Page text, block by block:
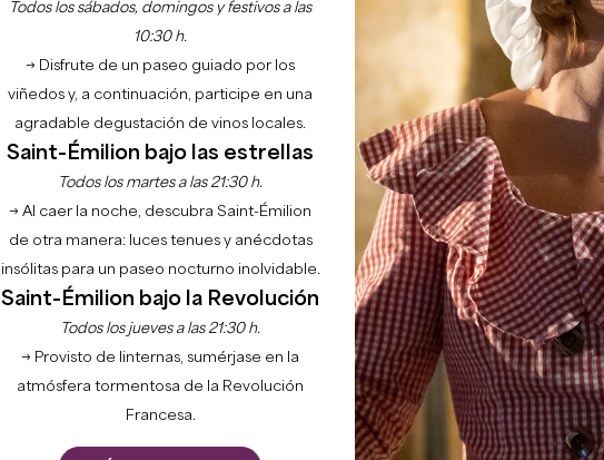
Todos los sábados, domingos y festivos a las
10:30 h.
→ Disfrute de un paseo guiado por los
viñedos y, a continuación, participe en una
agradable degustación de vinos locales.
Saint-Émilion bajo las estrellas
Todos los martes a las 21:30 h.
→ Al caer la noche, descubra Saint-Émilion
de otra manera: luces tenues y anécdotas
insólitas para un paseo nocturno inolvidable.
Saint-Émilion bajo la Revolución
Todos los jueves a las 21:30 h.
→ Provisto de linternas, sumérjase en la
atmósfera tormentosa de la Revolución
Francesa.